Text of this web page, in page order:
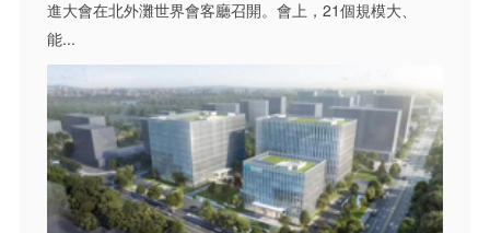
進大會在北外灘世界會客廳召開。會上，21個規模大、
能...